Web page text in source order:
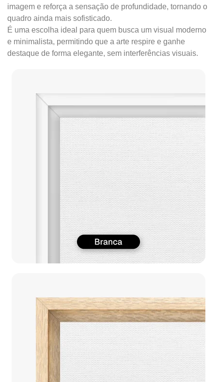
imagem e reforça a sensação de profundidade, tornando o
quadro ainda mais sofisticado.
É uma escolha ideal para quem busca um visual moderno
e minimalista, permitindo que a arte respire e ganhe
destaque de forma elegante, sem interferências visuais.